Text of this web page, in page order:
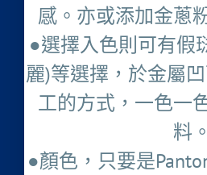
感。亦或添加金蔥
●選擇入色則可有假
麗)等選擇，於金屬
工的方式，一色一
料。
●顏色，只要是